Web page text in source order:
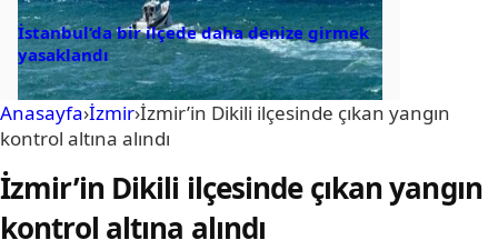
İstanbul’da bir ilçede daha denize girmek
yasaklandı
Anasayfa›İzmir›İzmir’in Dikili ilçesinde çıkan yangın
kontrol altına alındı
İzmir’in Dikili ilçesinde çıkan yangın
kontrol altına alındı